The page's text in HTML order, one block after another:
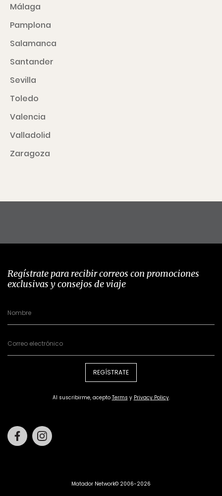
Málaga
Pamplona
Salamanca
Santander
Sevilla
Toledo
Valencia
Valladolid
Zaragoza
Regístrate para recibir correos con promociones
exclusivas y consejos de viaje
REGÍSTRATE
Al suscribirme, acepto Terms y Privacy Policy.
Facebook
Matador Network© 2006-2026